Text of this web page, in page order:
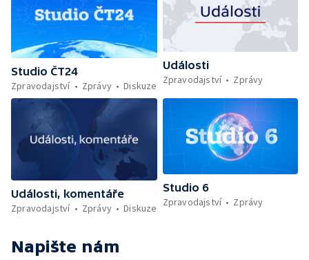
Studio ČT24
Zpravodajství
Zprávy Diskuze
Události
Zpravodajství
Zprávy
Události, komentáře
Zpravodajství
Zprávy Diskuze
Studio 6
Zpravodajství
Zprávy
Napište nám